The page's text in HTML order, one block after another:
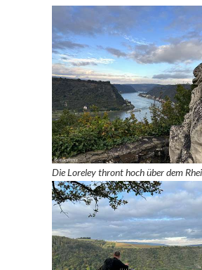
Die Loreleythront hoch über dem